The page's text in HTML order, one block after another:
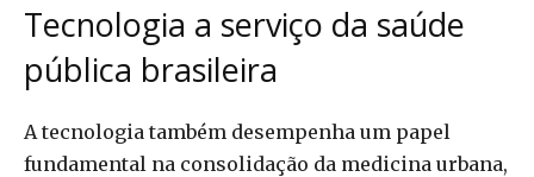
Tecnologia a serviço da saúde
pública brasileira
A tecnologia também desempenha um papel
fundamental na consolidação da medicina urbana,